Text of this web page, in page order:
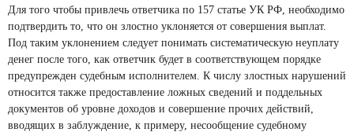
Для того чтобы привлечь ответчика по 157 статье УК РФ, необходимо
подтвердить то, что он злостно уклоняется от совершения выплат.
Под таким уклонением следует понимать систематическую неуплату
денег после того, как ответчик будет в соответствующем порядке
предупрежден судебным исполнителем. К числу злостных нарушений
относится также предоставление ложных сведений и поддельных
документов об уровне доходов и совершение прочих действий,
вводящих в заблуждение, к примеру, несообщение судебному